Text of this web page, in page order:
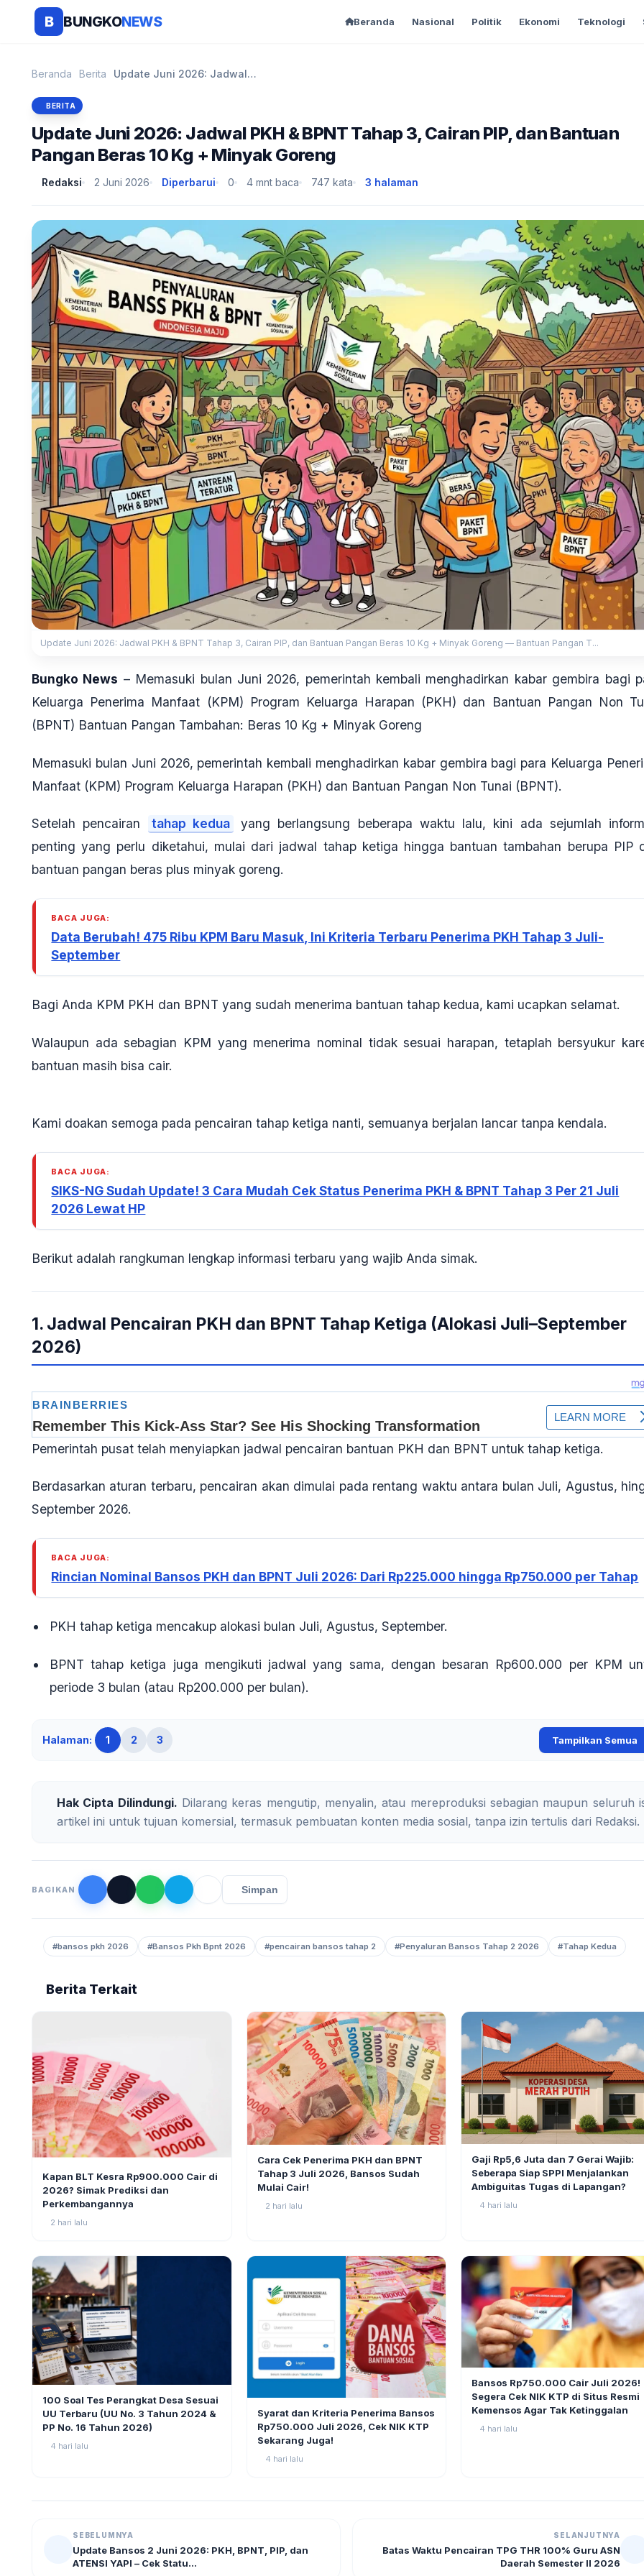
B BUNGKONEWS Beranda Nasional Politik Ekonomi Teknologi
Beranda Berita Update Juni 2026: Jadwal PKH & BPNT Tahap 3, Caira...
BERITA
Update Juni 2026: Jadwal PKH & BPNT Tahap 3, Cairan PIP, dan Bantuan
Pangan Beras 10 Kg + Minyak Goreng
Redaksi 2 Juni 2026 Diperbarui 0 4 mnt baca 747 kata 3 halaman
Update Juni 2026: Jadwal PKH & BPNT Tahap 3, Cairan PIP, dan Bantuan Pangan Beras 10 Kg + Minyak Goreng — Bantuan Pangan T...
Bungko News – Memasuki bulan Juni 2026, pemerintah kembali menghadirkan kabar gembira bagi
Keluarga Penerima Manfaat (KPM) Program Keluarga Harapan (PKH) dan Bantuan Pangan Non
(BPNT) Bantuan Pangan Tambahan: Beras 10 Kg + Minyak Goreng
Memasuki bulan Juni 2026, pemerintah kembali menghadirkan kabar gembira bagi para Keluarga
Manfaat (KPM) Program Keluarga Harapan (PKH) dan Bantuan Pangan Non Tunai (BPNT).
Setelah pencairan tahap kedua
yang berlangsung beberapa waktu lalu, kini ada sejumlah
penting yang perlu diketahui, mulai dari jadwal tahap ketiga hingga bantuan tambahan berupa PIP
bantuan pangan beras plus minyak goreng.
BACA JUGA:
Data Berubah! 475 Ribu KPM Baru Masuk, Ini Kriteria Terbaru Penerima PKH Tahap 3 Juli-
September
Bagi Anda KPM PKH dan BPNT yang sudah menerima bantuan tahap kedua, kami ucapkan selamat.
Walaupun ada sebagian KPM yang menerima nominal tidak sesuai harapan, tetaplah bersyukur
bantuan masih bisa cair.
Kami doakan semoga pada pencairan tahap ketiga nanti, semuanya berjalan lancar tanpa kendala.
BACA JUGA:
SIKS-NG Sudah Update! 3 Cara Mudah Cek Status Penerima PKH & BPNT Tahap 3 Per 21 Juli
2026 Lewat HP
Berikut adalah rangkuman lengkap informasi terbaru yang wajib Anda simak.
1. Jadwal Pencairan PKH dan BPNT Tahap Ketiga (Alokasi Juli–September
2026)
Pemerintah pusat telah menyiapkan jadwal pencairan bantuan PKH dan BPNT untuk tahap ketiga.
Berdasarkan aturan terbaru, pencairan akan dimulai pada rentang waktu antara bulan Juli, Agustus,
September 2026.
BACA JUGA:
Rincian Nominal Bansos PKH dan BPNT Juli 2026: Dari Rp225.000 hingga Rp750.000 per Tahap
PKH tahap ketiga mencakup alokasi bulan Juli, Agustus, September.
BPNT tahap ketiga juga mengikuti jadwal yang sama, dengan besaran Rp600.000 per KPM
periode 3 bulan (atau Rp200.000 per bulan).
Halaman: 1 2 3 Tampilkan Semua
Hak Cipta Dilindungi. Dilarang keras mengutip, menyalin, atau mereproduksi sebagian maupun seluruh
artikel ini untuk tujuan komersial, termasuk pembuatan konten media sosial, tanpa izin tertulis dari Redaksi.
BAGIKAN Simpan
#bansos pkh 2026 #Bansos Pkh Bpnt 2026 #pencairan bansos tahap 2 #Penyaluran Bansos Tahap 2 2026 #Tahap Kedua
Berita Terkait
Kapan BLT Kesra Rp900.000 Cair di
2026? Simak Prediksi dan
Perkembangannya
2 hari lalu
Cara Cek Penerima PKH dan BPNT
Tahap 3 Juli 2026, Bansos Sudah
Mulai Cair!
2 hari lalu
Gaji Rp5,6 Juta dan 7 Gerai Wajib:
Seberapa Siap SPPI Menjalankan
Ambiguitas Tugas di Lapangan?
4 hari lalu
100 Soal Tes Perangkat Desa Sesuai
UU Terbaru (UU No. 3 Tahun 2024 &
PP No. 16 Tahun 2026)
4 hari lalu
Syarat dan Kriteria Penerima Bansos
Rp750.000 Juli 2026, Cek NIK KTP
Sekarang Juga!
4 hari lalu
Bansos Rp750.000 Cair Juli 2026!
Segera Cek NIK KTP di Situs Resmi
Kemensos Agar Tak Ketinggalan
4 hari lalu
SEBELUMNYA
Update Bansos 2 Juni 2026: PKH, BPNT, PIP, dan
ATENSI YAPI – Cek Statu...
SELANJUTNYA
Batas Waktu Pencairan TPG THR 100% Guru ASN
Daerah Semester II 2026